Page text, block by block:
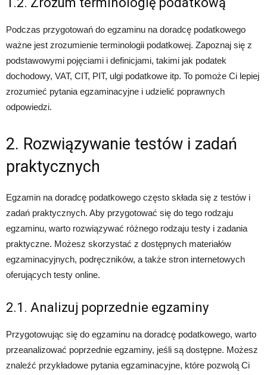
Podczas przygotowań do egzaminu na doradcę podatkowego
ważne jest zrozumienie terminologii podatkowej. Zapoznaj się z
podstawowymi pojęciami i definicjami, takimi jak podatek
dochodowy, VAT, CIT, PIT, ulgi podatkowe itp. To pomoże Ci lepiej
zrozumieć pytania egzaminacyjne i udzielić poprawnych
odpowiedzi.
2. Rozwiązywanie testów i zadań
praktycznych
Egzamin na doradcę podatkowego często składa się z testów i
zadań praktycznych. Aby przygotować się do tego rodzaju
egzaminu, warto rozwiązywać różnego rodzaju testy i zadania
praktyczne. Możesz skorzystać z dostępnych materiałów
egzaminacyjnych, podręczników, a także stron internetowych
oferujących testy online.
2.1. Analizuj poprzednie egzaminy
Przygotowując się do egzaminu na doradcę podatkowego, warto
przeanalizować poprzednie egzaminy, jeśli są dostępne. Możesz
znaleźć przykładowe pytania egzaminacyjne, które pozwolą Ci